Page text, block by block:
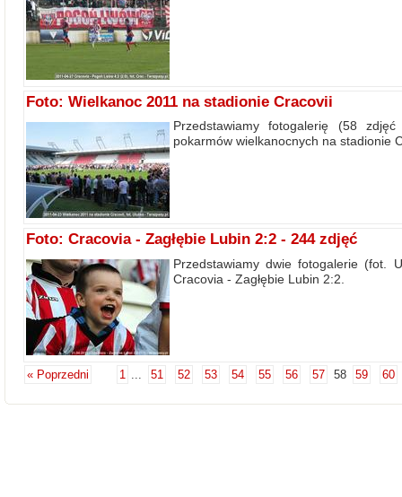
Foto: Wielkanoc 2011 na stadionie Cracovii
Przedstawiamy fotogalerię (58
pokarmów wielkanocnych na stadionie
Foto: Cracovia - Zagłębie Lubin 2:2 - 244 zdjęć
Przedstawiamy dwie fotogalerie (fot.
Cracovia - Zagłębie Lubin 2:2.
« Poprzedni 1 ... 51 52 53 54 55 56 57 58 59 60